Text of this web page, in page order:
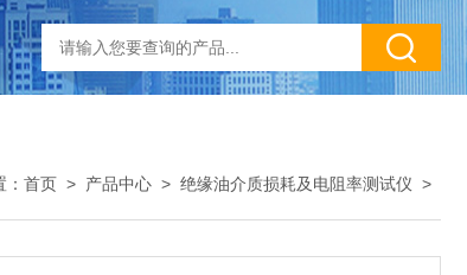
首页 > 产品中心 > 绝缘油介质损耗及电阻率测试仪 >